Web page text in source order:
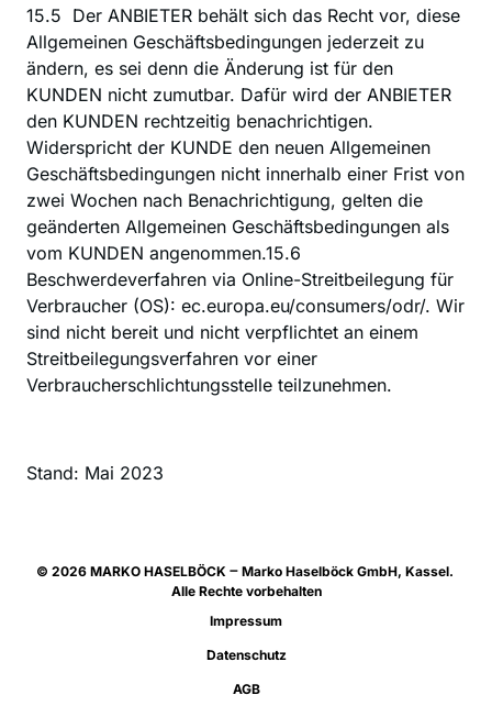
15.5  Der ANBIETER behält sich das Recht vor, diese
Allgemeinen Geschäftsbedingungen jederzeit zu
ändern, es sei denn die Änderung ist für den
KUNDEN nicht zumutbar. Dafür wird der ANBIETER
den KUNDEN rechtzeitig benachrichtigen.
Widerspricht der KUNDE den neuen Allgemeinen
Geschäftsbedingungen nicht innerhalb einer Frist von
zwei Wochen nach Benachrichtigung, gelten die
geänderten Allgemeinen Geschäftsbedingungen als
vom KUNDEN angenommen.15.6
Beschwerdeverfahren via Online-Streitbeilegung für
Verbraucher (OS): ec.europa.eu/consumers/odr/. Wir
sind nicht bereit und nicht verpflichtet an einem
Streitbeilegungsverfahren vor einer
Verbraucherschlichtungsstelle teilzunehmen.
Stand: Mai 2023
© 2026 MARKO HASELBÖCK ‒ Marko Haselböck GmbH,
Alle Rechte vorbehalten
Impressum
Datenschutz
AGB